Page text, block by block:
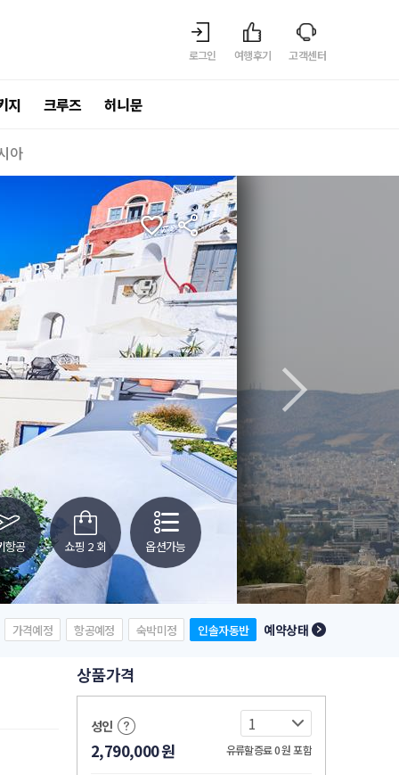
로그인 여행후기 고객센터
지 크루즈 허니문
아
항공 쇼핑 2 회 옵션가능
가격예정 항공예정 숙박미정 인솔자동반 예약상태
상품가격
성인
2,790,000원 유류할증료 0원포함